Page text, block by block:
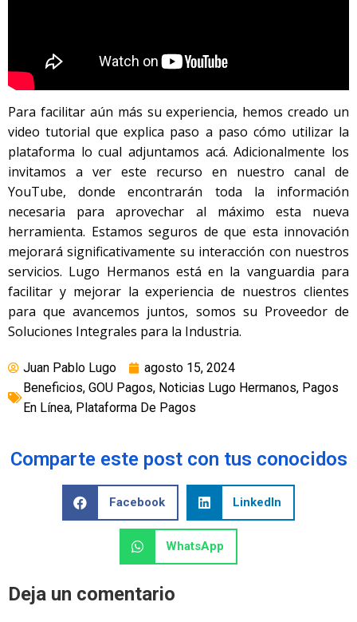
Para facilitar aún más su experiencia, hemos creado un
video tutorial que explica paso a paso cómo utilizar la
plataforma lo cual adjuntamos acá. Adicionalmente los
invitamos a ver este recurso en nuestro canal de
YouTube, donde encontrarán toda la información
necesaria para aprovechar al máximo esta nueva
herramienta. Estamos seguros de que esta innovación
mejorará significativamente su interacción con nuestros
servicios. Lugo Hermanos está en la vanguardia para
facilitar y mejorar la experiencia de nuestros clientes
para que avancemos juntos, somos su Proveedor de
Soluciones Integrales para la Industria.
Juan Pablo Lugo
agosto 15, 2024
Beneficios, GOU Pagos, Noticias Lugo Hermanos, Pagos
En Línea, Plataforma De Pagos
Comparte este post con tus conocidos
Facebook LinkedIn
WhatsApp
Deja un comentario